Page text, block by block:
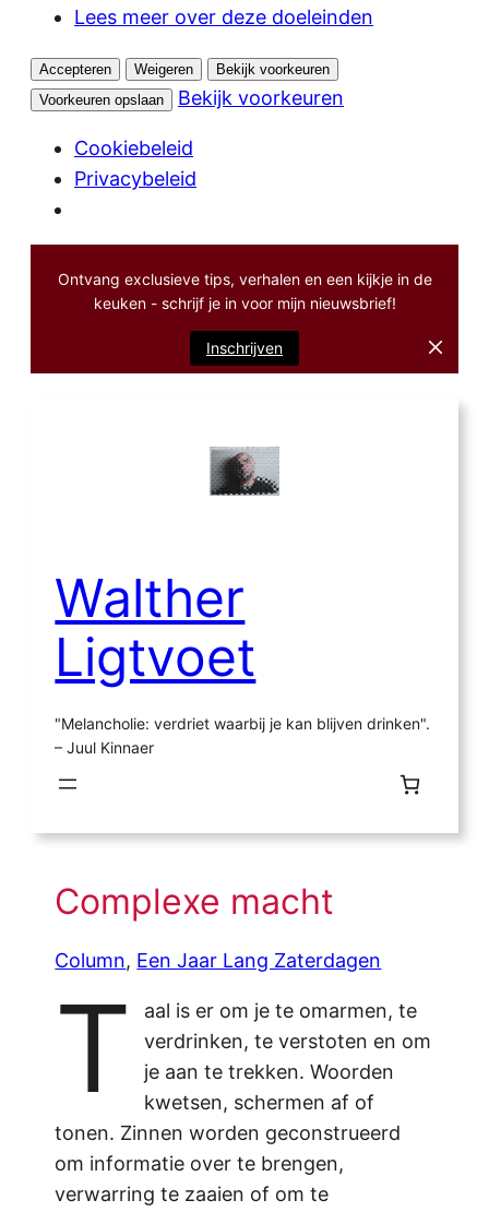
Lees meer over deze doeleinden
Accepteren Weigeren
Bekijk voorkeuren
Voorkeuren opslaan
Bekijk voorkeuren
Cookiebeleid
Privacybeleid
Ontvang exclusieve tips, verhalen en een kijkje in de
keuken - schrijf je in voor mijn nieuwsbrief!
Inschrijven
Walther
Ligtvoet
"Melancholie: verdriet waarbij je kan blijven drinken".
– Juul Kinnaer
Complexe macht
Column, Een Jaar Lang Zaterdagen
T
aal is er om je te omarmen, te
verdrinken, te verstoten en om
je aan te trekken. Woorden
kwetsen, schermen af of
tonen. Zinnen worden geconstrueerd
om informatie over te brengen,
verwarring te zaaien of om te